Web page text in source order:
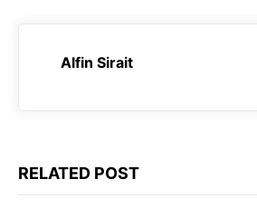
p
me
Alfin Sirait
RELATED POST